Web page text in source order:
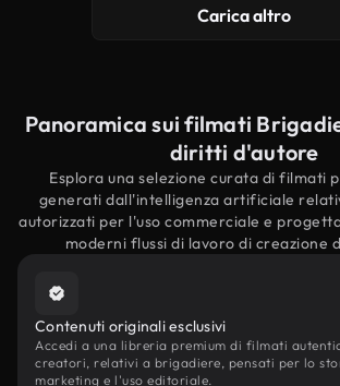
Carica altro
Panoramica sui filmati
diritti d'autore
Esplora una selezione curata di filmati
generati dall'intelligenza artificiale
autorizzati per l'uso commerciale e
moderni flussi di lavoro di creazione
Contenuti originali esclusivi
Accedi a una libreria premium di filmati
creatori, relativi a brigadiere, pensati per lo
marketing e l'uso editoriale.